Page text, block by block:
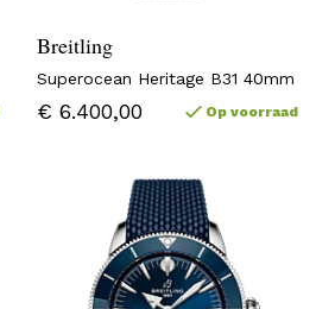
Breitling
Superocean Heritage B31 40mm
€ 6.400,00 Op voorraad